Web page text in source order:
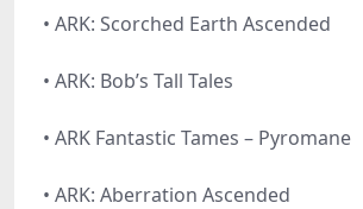
• ARK: Scorched Earth Ascended
• ARK: Bob’s Tall Tales
• ARK Fantastic Tames – Pyromane
• ARK: Aberration Ascended